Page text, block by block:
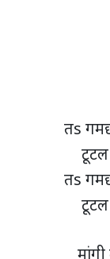
तs
तs